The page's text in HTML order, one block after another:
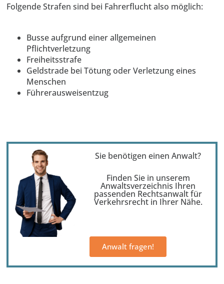
Folgende Strafen sind bei Fahrerflucht also möglich:
Busse aufgrund einer allgemeinen
Pflichtverletzung
Freiheitsstrafe
Geldstrade bei Tötung oder Verletzung eines
Menschen
Führerausweisentzug
Sie benötigen einen Anwalt?
Finden Sie in unserem
Anwaltsverzeichnis Ihren
passenden Rechtsanwalt für
Verkehrsrecht in Ihrer Nähe.
Anwalt fragen!